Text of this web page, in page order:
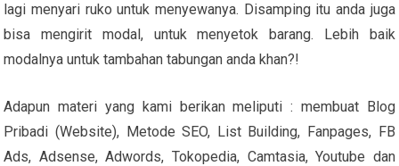
lagi menyari ruko untuk menyewanya. Disamping itu anda juga
bisa mengirit modal, untuk menyetok barang. Lebih baik
modalnya untuk tambahan tabungan anda khan?!
Adapun materi yang kami berikan meliputi : membuat Blog
Pribadi (Website), Metode SEO, List Building, Fanpages, FB
Ads, Adsense, Adwords, Tokopedia, Camtasia, Youtube dan